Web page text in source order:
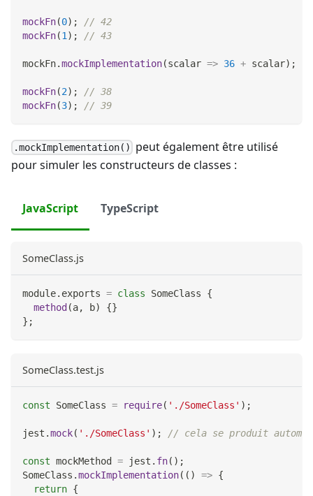
mockFn(0) ;
// 42
mockFn(1 ) ; // 43
mockFn.mockImplementation(scalar => 36 + scalar) ;
mockFn(2) ;
// 38
mockFn(3) ; // 39
.mockImplementation()
peut également être utilisé
pour simuler les constructeurs de classes :
JavaScript TypeScript
SomeClass.js
module. exports = class SomeClass
{
method (a, b) {}
} ;
SomeClass.test.js
const SomeClass = require( './SomeClass' ) ;
jest .mock( './SomeClass' ) ; // cela se produit
const mockMethod = jest . fn( ) ;
SomeClass .mockImplementation( ( ) => {
return {